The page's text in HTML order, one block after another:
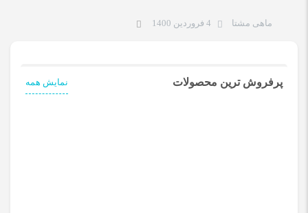
ماهی مشتا 4 فروردین 1400
پرفروش ترین محصولات نمایش همه